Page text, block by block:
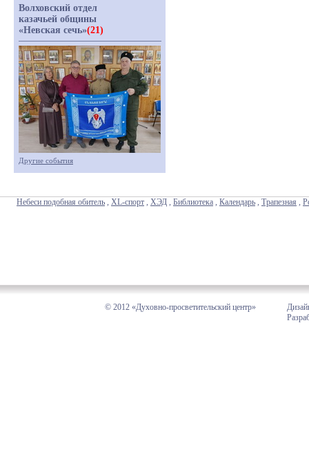
Волховский отдел
казачьей общины
«Невская сечь»(21)
Другие события
Небеси подобная обитель , XL-спорт , ХЭД , Библиотека , Календарь , Трапезная ,
© 2012 «Духовно-просветительский центр»